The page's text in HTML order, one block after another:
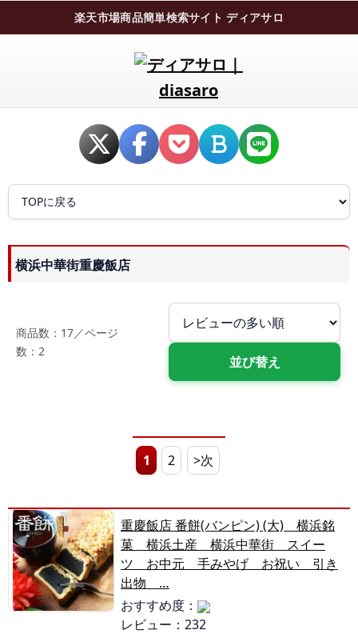
楽天市場商品簡単検索サイト ディアサロ
横浜中華街重慶飯店
商品数：17／ページ
数：2
1 2 >次
重慶飯店 番餅(バンピン) (大) 横浜銘
菓 横浜土産 横浜中華街 スイー
ツ お中元 手みやげ お祝い 引き
出物 …
おすすめ度：
レビュー：232